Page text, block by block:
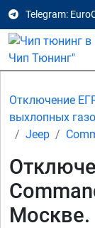
Telegram:
Отключение
выхлопных
Jeep
Москве.